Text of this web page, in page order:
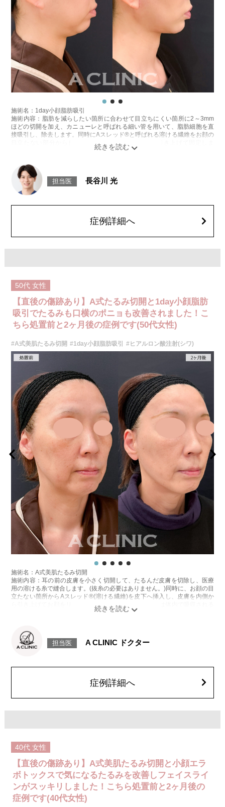
ボリューマ 120,800円～327,800円(税込)
オプション：表面麻酔 3,300円(税込) 笑気麻酔 3,300円(税込)
施術名：1day小顔脂肪吸引
施術内容：脂肪を減らしたい箇所に合わせて目立ちにくい箇所に2～3mm
ほどの切開を加え、カニューレと呼ばれる細い管を用いて、脂肪細胞を直
接吸引し、除去します。同時にAスレッド®と呼ばれる溶ける繊維をお顔の
目立たない部分から皮下へ挿入し、皮膚を内側から引き上げて固定しま
リスク、副作用：赤み、熱感、痛み、しびれ、むくみ、内出血、引き攣れ
感などが術後一時的に生じることがございます。また、稀に貧血、細菌感
染症、左右差、施術箇所の知覚鈍麻、ぼこつき、硬結、瘢痕化、色素沈
着、脂肪塞栓、皮膚のよれ、繊維の突出などを生じることがございます。
顔の脂肪吸引箇所の追加 1ヶ所ごと+162,800円(税込)
オプション：笑気麻酔 3,300円(税込)
施術内容：耳の前の皮膚を小さく切開して、たるんだ皮膚を切除し、医療
用の溶ける糸で縫合します。(抜糸の必要はありません。)同時に、お顔の目
持続します。
施術時間：約60分程
リスク、副作用：腫れ、内出血、疼痛、むくみなどが術後一時的に生じる
ことがございます。また、稀に細菌感染症、左右差、色素沈着、感覚障
害、運動障害、創離開、肥厚性瘢痕、創部陥凹、耳介偏倚、皮膚のよれ、
繊維の突出などが生じることがございます。
費用：スタンダード512,600円(税込)アドバンス840,400円(税込)
施術名：ナゾラビアルファット除去術
施術内容：ほうれい線とゴルゴライン(ゴルゴ線)の間に存在する縦長のナゾ
施術です。切開した箇所は医療用の溶ける糸で縫合します。口腔内から脂
肪を取り除くため、傷跡はお顔の表面にはできません。ほうれい線のシワ
を改善・予防する効果が期待できます。
施術時間：約20～30分程
リスク、副作用：赤み、熱感、痛み、しびれ、むくみ、内出血などが術後
一時的に生じることがございます。また、稀に貧血、細菌感染症、左右
差、施術箇所の知覚鈍麻、へこみ、頬がこける、たるみ、硬結、瘢痕化、
色素沈着、脂肪塞栓などを生じることがございます。
費用：両側 272,800円(税込)
オプション：笑気麻酔 3,300円(税込)
施術名：バッカルファット除去術
施術内容：頬の上部の深い層にあるバッカルファットという脂肪を、口腔
内を1cm程切開して除去し、小顔・将来的なたるみ予防を目指す施術で
す。切開した箇所は医療用の溶ける糸で縫合するため、抜糸の必要はあり
ません。口腔内から脂肪を取り除くため、お顔の表面に傷跡が残らないこ
とが特徴です。
施術時間：約30〜40分程
リスク、副作用：赤み、熱感、痛み、しびれ、むくみ、内出血などが術後
一時的に生じることがございます。また、稀に貧血、細菌感染症、左右
差、施術箇所の知覚鈍麻、へこみ、頬がこける、たるみ、硬結、瘢痕化、
色素沈着、脂肪塞栓などを生じることがございます。
費用：両側 437,800円(税込)
オプション：笑気麻酔 3,300円(税込)
施術名：ボトックス注射(小顔)
施術内容：ボツリヌス菌から抽出されるたんぱく質を注入し、過剰に発達
した筋肉の動きを抑制します。これにより噛み締めの改善、咬筋を減量し
細くする効果やフェイスラインのもたつきを改善する効果がございます。
医師とのカウンセリングで注入量をお選びいただきます。メスを使わず注
施術時間：約10分〜20分程
リスク、副作用：腫れ、赤み、内出血、痛み、突っ張り感などが生じるこ
とがございます。また、稀にアレルギー、細菌感染症などが生じることが
ようお願いします。
韓国製ボツリヌストキシン 5,500円(税込)〜78,000円(税込)
出し、Eライン（横顔のバランス）を整える効果も期待できます。顔全体の
整形のひとつです。
施術時間：約10分程
リスク、副作用：施術後に腫れ、赤み、内出血、痛み、突っ張り感などが
生じることがありますが、通常は数日〜1週間程度で徐々に軽快します。ま
た、稀にアレルギー反応、細菌感染、血管閉塞、しこり（硬化）や小さな
結節が生じる可能性があります。施術後1〜2週間程度は、注入部位を強く
押したりマッサージしたりすることはお控えください。
費用：
担当医 長谷川 光
症例詳細へ
50代 女性
【直後の傷跡あり】A式たるみ切開と1day小顔脂肪
吸引でたるみも口横のポニョも改善されました！こ
ちら処置前と2ヶ月後の症例です(50代女性)
#A式美肌たるみ切開 #1day小顔脂肪吸引 #ヒアルロン酸注射(シワ)
施術名：A式美肌たるみ切開
施術内容：耳の前の皮膚を小さく切開して、たるんだ皮膚を切除し、医療
用の溶ける糸で縫合します。(抜糸の必要はありません。)同時に、お顔の目
立たない箇所からAスレッド®(溶ける繊維)を皮下へ挿入し、皮膚を内側か
ら引き上げてお顔をリフトアップします。Aスレッド®は体内で吸収される
過程でコラーゲンやエラスチンが生成されるため、吸収後もハリや弾力が
リスク、副作用：腫れ、内出血、疼痛、むくみなどが術後一時的に生じる
ことがございます。また、稀に細菌感染症、左右差、色素沈着、感覚障
費用：スタンダード512,600円(税込)アドバンス840,400円(税込)
オプション：笑気麻酔 3,300円(税込)
ほどの切開を加え、カニューレと呼ばれる細い管を用いて、脂肪細胞を直
施術時間：約30分程
リスク、副作用：赤み、熱感、痛み、しびれ、むくみ、内出血、引き攣れ
感などが術後一時的に生じることがございます。また、稀に貧血、細菌感
染症、左右差、施術箇所の知覚鈍麻、ぼこつき、硬結、瘢痕化、色素沈
着、脂肪塞栓、皮膚のよれ、繊維の突出などを生じることがございます。
費用：通常価格 437,800円(税込)
顔の脂肪吸引箇所の追加 1ヶ所ごと+162,800円(税込)
オプション：笑気麻酔 3,300円(税込)
担当医 A CLINIC ドクター
症例詳細へ
40代 女性
【直後の傷跡あり】A式美肌たるみ切開と小顔エラ
ボトックスで気になるたるみを改善しフェイスライ
ンがスッキリしました！こちら処置前と2ヶ月後の
症例です(40代女性)